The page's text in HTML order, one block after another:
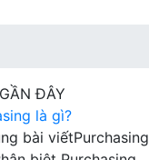
ĐÂY
là gì?
bài viếtPurchasing